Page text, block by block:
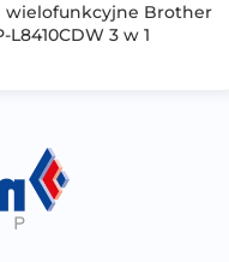
podajnik dokumentów
LCD
wielofunkcyjne Brother
L8410CDW 3 w 1